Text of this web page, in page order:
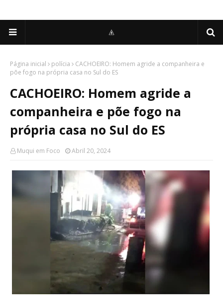
Página inicial polícia
CACHOEIRO: Homem agride a companheira e
põe fogo na própria casa no Sul do ES
CACHOEIRO: Homem agride a
companheira e põe fogo na
própria casa no Sul do ES
Muqui em Foco Abril 20, 2024